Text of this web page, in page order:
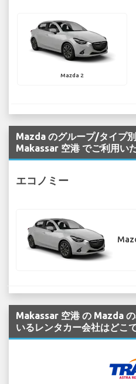
Mazda 2
Mazda のグループ/タイプ
Makassar 空港 でご利用い
エコノミー
Makassar 空港 の Mazda
いるレンタカー会社はどこ